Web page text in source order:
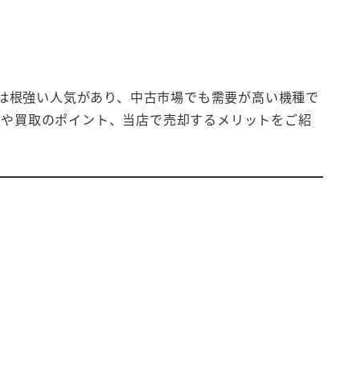
強い人気があり、中古市場でも需要が高い機種で
買取のポイント、当店で売却するメリットをご紹